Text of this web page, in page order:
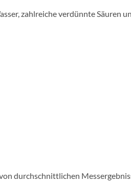
zahlreiche verdünnte Säuren
durchschnittlichen